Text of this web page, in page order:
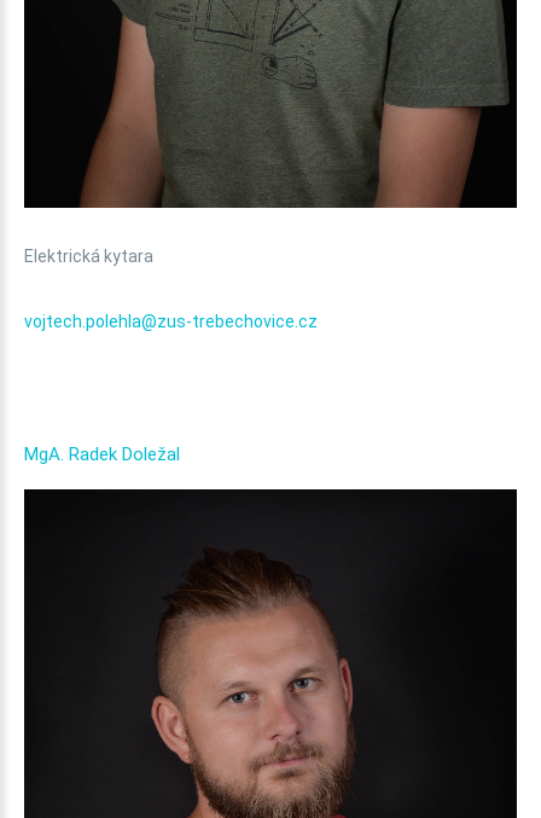
Elektrická kytara
vojtech.polehla@zus-trebechovice.cz
MgA. Radek Doležal